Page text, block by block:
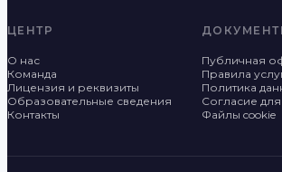
ЦЕНТР
О нас
Команда
Лицензия и реквизиты
Образовательные сведения
Контакты
Публичная
Правила
Политика
Согласие
Файлы cookie